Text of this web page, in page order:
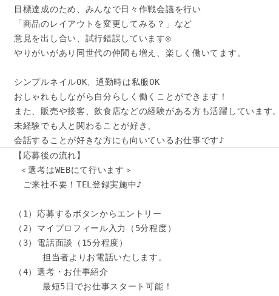
目標達成のため、みんなで日々作戦会議を行い
「商品のレイアウトを変更してみる？」など
意見を出し合い、試行錯誤しています◎
やりがいがあり同世代の仲間も増え、楽しく働いてます。
シンプルネイルOK、通勤時は私服OK
おしゃれもしながら自分らしく働くことができます！
また、販売や接客、飲食店などの経験がある方も活躍しています。
未経験でも人と関わることが好き、
会話することが好きな方にも向いているお仕事です♪
【応募後の流れ】
＜選考はWEBにて行います＞
ご来社不要！TEL登録実施中♪
（1）応募するボタンからエントリー
（2）マイプロフィール入力（5分程度）
（3）電話面談（15分程度）
担当者よりお電話いたします。
（4）選考・お仕事紹介
最短5日でお仕事スタート可能！